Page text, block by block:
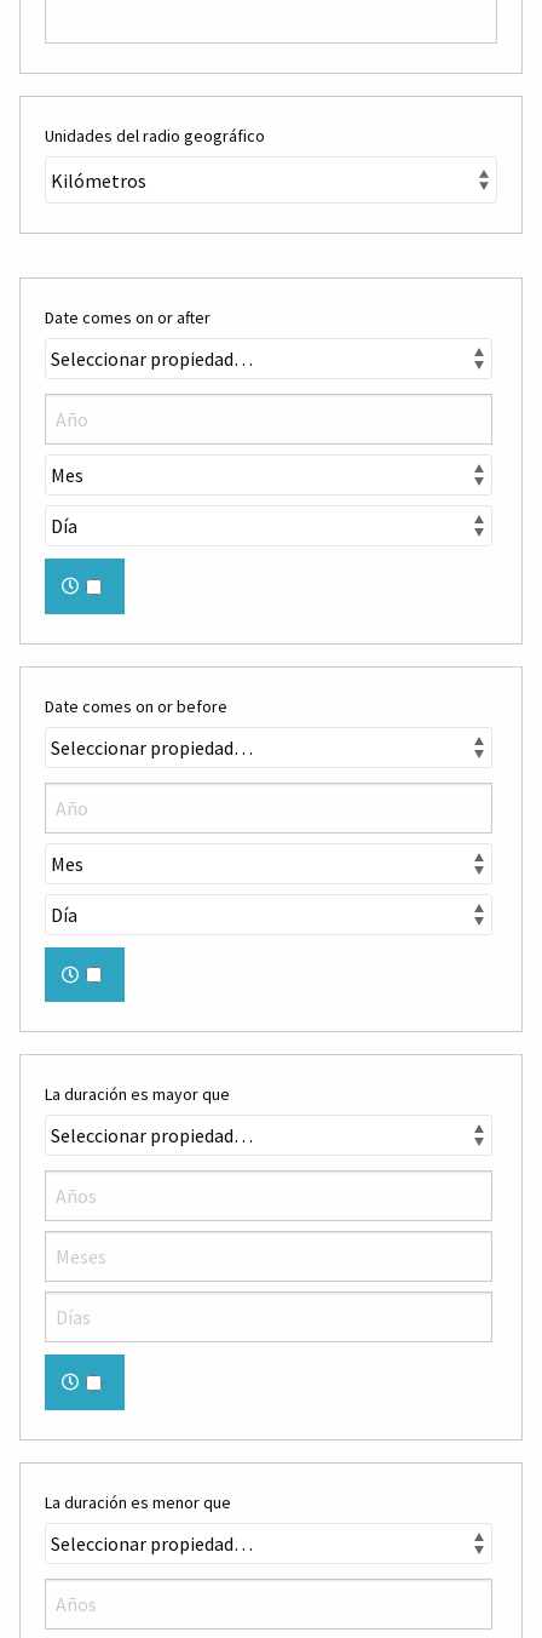
Unidades del radio geográfico
Date comes on or after
Date comes on or before
La duración es mayor que
La duración es menor que